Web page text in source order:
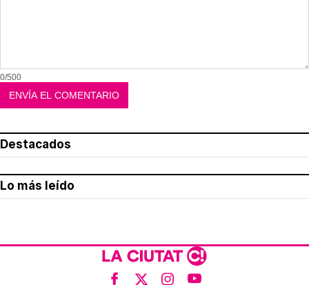
0/500
Destacados
Lo más leído